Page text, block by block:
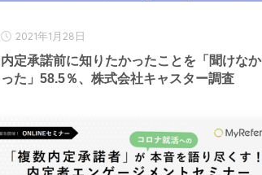
2021年1月28日
内定承諾前に知りたかったことを「聞けなか
った」58.5％、株式会社キャスター調査